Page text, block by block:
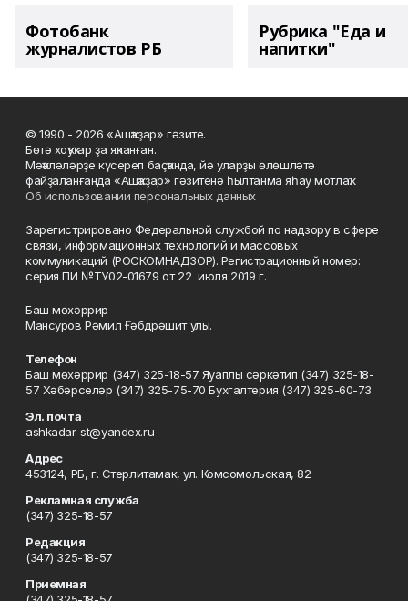
Фотобанк
журналистов РБ
Рубрика "Еда и
напитки"
© 1990 - 2026 «Ашҡаҙар» гәзите.
Бөтә хоҡуҡтар ҙа яҡланған.
Мәҡәләләрҙе күсереп баҫҡанда, йә уларҙы өлөшләтә
файҙаланғанда «Ашҡаҙар» гәзитенә һылтанма яһау мотлаҡ.
Об использовании персональных данных
Зарегистрировано Федеральной службой по надзору в сфере
связи, информационных технологий и массовых
коммуникаций (РОСКОМНАДЗОР). Регистрационный номер:
серия ПИ №ТУ02-01679 от 22 июля 2019 г.
Баш мөхәррир
Мансуров Рәмил Ғәбдрәшит улы.
Телефон
Баш мөхәррир (347) 325-18-57 Яуаплы сәркәтип (347) 325-18-
57 Хәбәрселәр (347) 325-75-70 Бухгалтерия (347) 325-60-73
Эл. почта
ashkadar-st@yandex.ru
Адрес
453124, РБ, г. Стерлитамак, ул. Комсомольская, 82
Рекламная служба
(347) 325-18-57
Редакция
(347) 325-18-57
Приемная